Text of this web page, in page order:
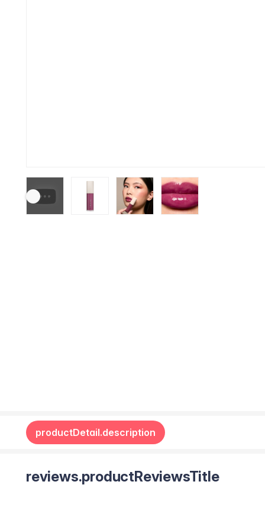
productDetail.description
reviews.productReviewsTitle